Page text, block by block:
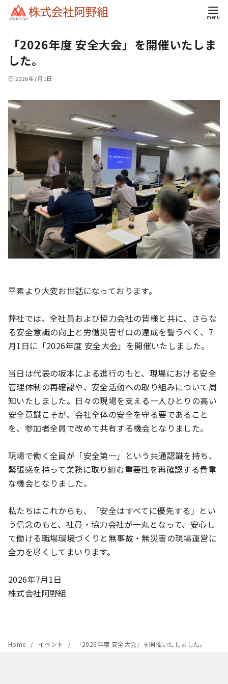
「2026年度 安全大会」を開催いたしま
した。
2026年7月1日
平素より大変お世話になっております。
弊社では、全社員および協力会社の皆様と共に、さらな
る安全意識の向上と労働災害ゼロの達成を誓うべく、7
月1日に「2026年度 安全大会」を開催いたしました。
当日は代表の坂本による進行のもと、現場における安全
管理体制の再確認や、安全活動への取り組みについて周
知いたしました。日々の現場を支える一人ひとりの高い
安全意識こそが、会社全体の安全を守る要であること
を、参加者全員で改めて共有する機会となりました。
現場で働く全員が「安全第一」という共通認識を持ち、
緊張感を持って業務に取り組む重要性を再確認する貴重
な機会となりました。
私たちはこれからも、「安全はすべてに優先する」とい
う信念のもと、社員・協力会社が一丸となって、安心し
て働ける職場環境づくりと無事故・無災害の現場運営に
全力を尽くしてまいります。
2026年7月1日
株式会社阿野組
Home イベント 「2026年度 安全大会」を開催いたしました。